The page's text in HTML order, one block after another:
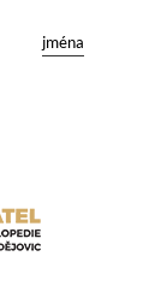
jména